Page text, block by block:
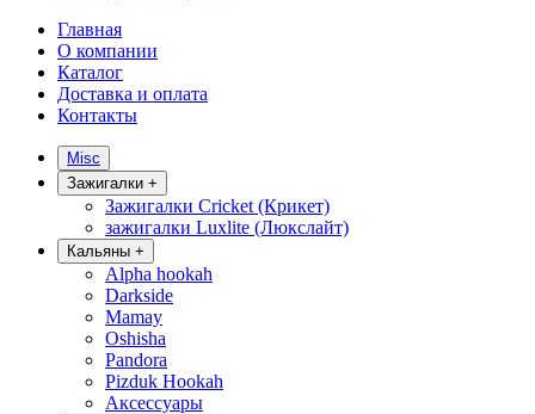
Главная
О компании
Каталог
Доставка и оплата
Контакты
Misc
Зажигалки +
Зажигалки Cricket (Крикет)
зажигалки Luxlite (Люкслайт)
Кальяны +
Alpha hookah
Darkside
Mamay
Oshisha
Pandora
Pizduk Hookah
Аксессуары